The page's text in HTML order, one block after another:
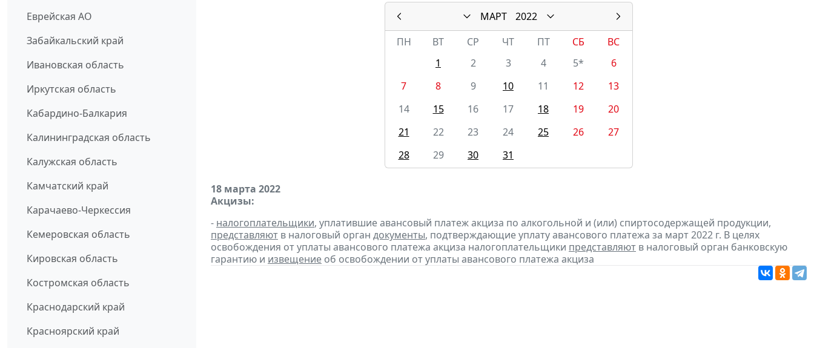
Еврейская АО
Забайкальский край
Ивановская область
Иркутская область
Кабардино-Балкария
Калининградская область
Калужская область
Камчатский край
Карачаево-Черкессия
Кемеровская область
Кировская область
Костромская область
Краснодарский край
Красноярский край
МАРТ
2022
ПН
ВТ СР ЧТ ПТ СБ
ВС
1
2 3 4 5*
6
7
8 9 10 11 12
13
14
15 16 17 18 19
20
21
22 23 24 25 26
27
28
29 30 31
18 марта 2022
Акцизы:
- налогоплательщики, уплатившие авансовый платеж акциза по алкогольной и (или) спиртосодержащей продукции,
представляют в налоговый орган документы, подтверждающие уплату авансового платежа за март 2022 г. В целях
освобождения от уплаты авансового платежа акциза налогоплательщики представляют в налоговый орган банковскую
гарантию и извещение об освобождении от уплаты авансового платежа акциза